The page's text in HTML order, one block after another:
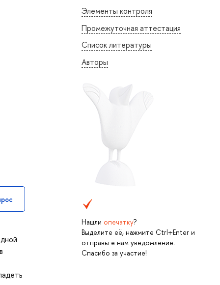
Элементы контроля
Промежуточная аттестация
Список литературы
Авторы
Нашли опечатку?
Выделите её, нажмите Ctrl+Enter и
отправьте нам уведомление.
Спасибо за участие!